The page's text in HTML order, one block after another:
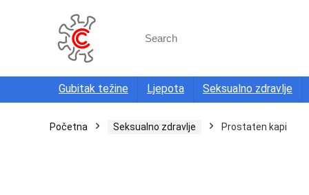
for:
Gubitak težine Ljepota Seksualno zdravlje
Početna Seksualno zdravlje Prostaten kapi